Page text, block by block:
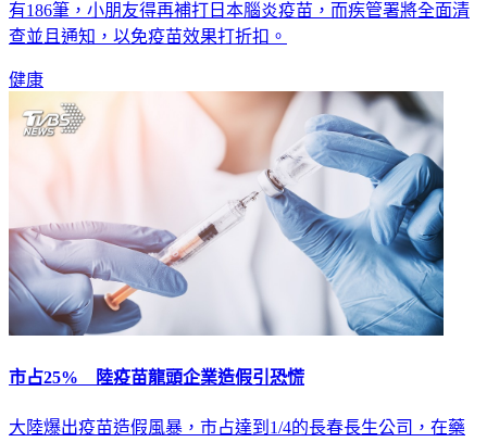
有186筆，小朋友得再補打日本腦炎疫苗，而疾管署將全面清
查並且通知，以免疫苗效果打折扣。
健康
市占25% 陸疫苗龍頭企業造假引恐慌
大陸爆出疫苗造假風暴，市占達到1/4的長春長生公司，在藥